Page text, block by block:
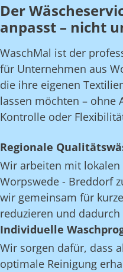
Der
anpasst – nicht
WaschMal ist der
für Unternehmen aus
die ihre eigenen
lassen möchten – ohne
Kontrolle oder
Regionale
Wir arbeiten mit lokalen
Worpswede - Breddorf
wir gemeinsam für
reduzieren und
Individuelle
Wir sorgen dafür, dass
optimale Reinigung